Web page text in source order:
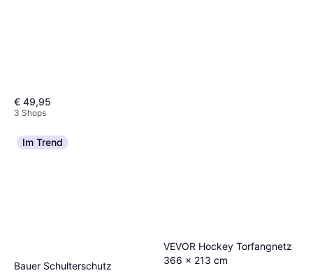
€ 49,95
3 Shops
Im Trend
Bauer Schulterschutz
VEVOR Hockey Torfangnetz
366 x 213 cm